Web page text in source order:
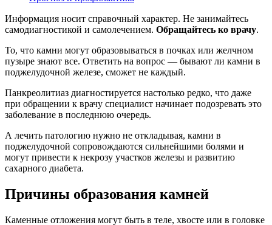
Информация носит справочный характер. Не занимайтесь
самодиагностикой и самолечением. Обращайтесь ко врачу.
То, что камни могут образовываться в почках или желчном
пузыре знают все. Ответить на вопрос — бывают ли камни в
поджелудочной железе, сможет не каждый.
Панкреолитиаз диагностируется настолько редко, что даже
при обращении к врачу специалист начинает подозревать это
заболевание в последнюю очередь.
А лечить патологию нужно не откладывая, камни в
поджелудочной сопровождаются сильнейшими болями и
могут привести к некрозу участков железы и развитию
сахарного диабета.
Причины образования камней
Каменные отложения могут быть в теле, хвосте или в головке